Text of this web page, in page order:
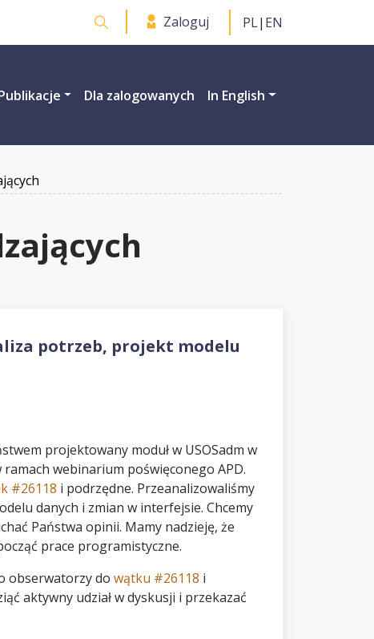
Otwórz wyszukiwarkę
Zaloguj PL| EN
Dla zalogowanych In English
potrzeb, projekt modelu
projektowany moduł w USOSadm w
webinarium poświęconego APD.
#26118 i podrzędne. Przeanalizowaliśmy
danych i zmian w interfejsie. Chcemy
Państwa opinii. Mamy nadzieję, że
prace programistyczne.
obserwatorzy do wątku #26118 i
aktywny udział w dyskusji i przekazać